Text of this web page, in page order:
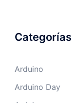
Categorías
Arduino
Arduino Day